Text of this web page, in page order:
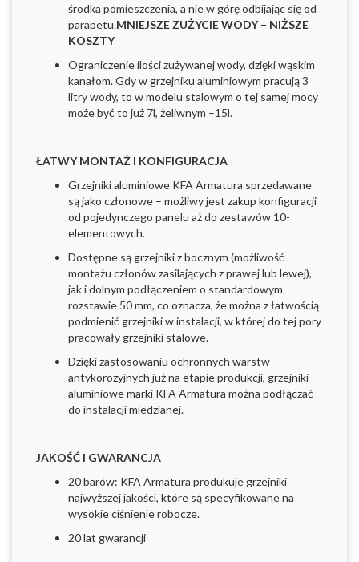
środka pomieszczenia, a nie w górę odbijając się od
parapetu.MNIEJSZE ZUŻYCIE WODY – NIŻSZE
KOSZTY
Ograniczenie ilości zużywanej wody, dzięki wąskim
kanałom. Gdy w grzejniku aluminiowym pracują 3
litry wody, to w modelu stalowym o tej samej mocy
może być to już 7l, żeliwnym –15l.
ŁATWY MONTAŻ I KONFIGURACJA
Grzejniki aluminiowe KFA Armatura sprzedawane
są jako członowe – możliwy jest zakup konfiguracji
od pojedynczego panelu aż do zestawów 10-
elementowych.
Dostępne są grzejniki z bocznym (możliwość
montażu członów zasilających z prawej lub lewej),
jak i dolnym podłączeniem o standardowym
rozstawie 50 mm, co oznacza, że można z łatwością
podmienić grzejniki w instalacji, w której do tej pory
pracowały grzejniki stalowe.
Dzięki zastosowaniu ochronnych warstw
antykorozyjnych już na etapie produkcji, grzejniki
aluminiowe marki KFA Armatura można podłączać
do instalacji miedzianej.
JAKOŚĆ I GWARANCJA
20 barów: KFA Armatura produkuje grzejniki
najwyższej jakości, które są specyfikowane na
wysokie ciśnienie robocze.
20 lat gwarancji